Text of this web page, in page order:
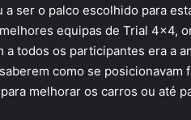
a ser o palco escolhido para
equipas de Trial 4×4,
todos os participantes era a
como se posicionavam
melhorar os carros ou até